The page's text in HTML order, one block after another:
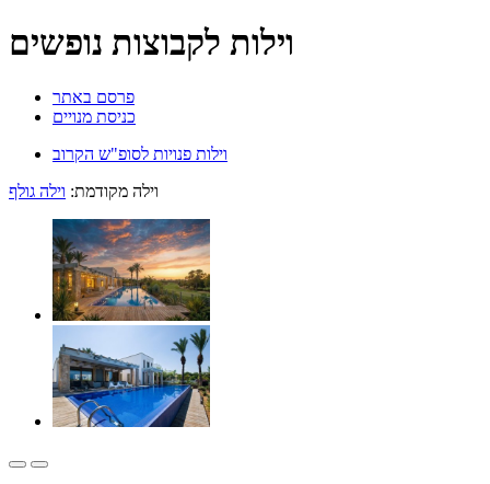
וילות לקבוצות נופשים
פרסם באתר
כניסת מנויים
וילות פנויות לסופ"ש הקרוב
וילה מקודמת: וילה גולף